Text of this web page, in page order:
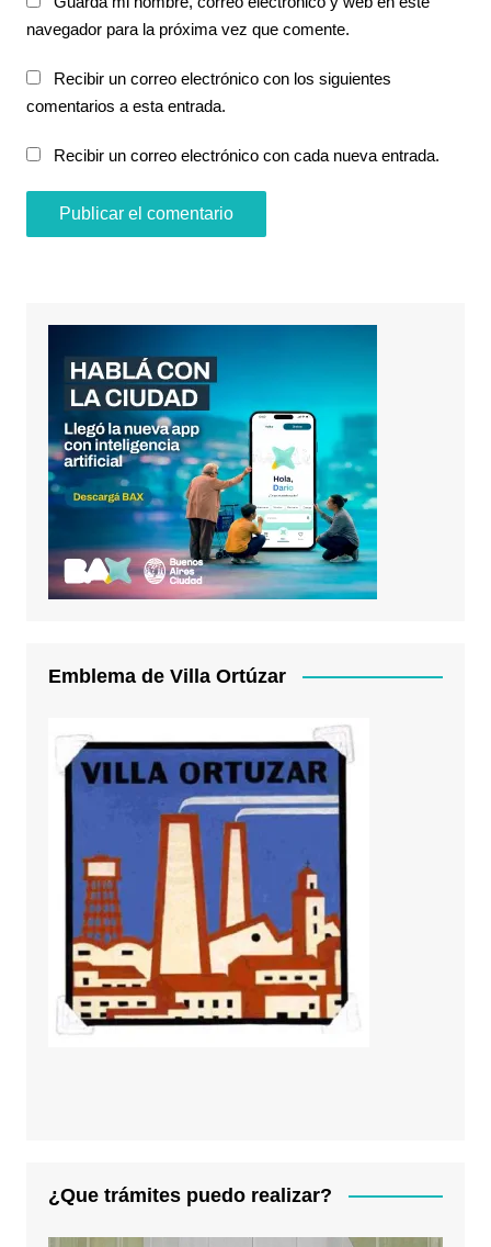
navegador para la próxima vez que comente.
Recibir un correo electrónico con los siguientes
comentarios a esta entrada.
Recibir un correo electrónico con cada nueva entrada.
Emblema de Villa Ortúzar
¿Que trámites puedo realizar?